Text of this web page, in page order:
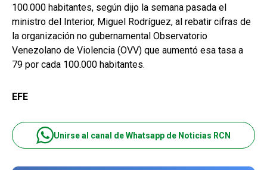
100.000 habitantes, según dijo la semana pasada el
ministro del Interior, Miguel Rodríguez, al rebatir cifras de
la organización no gubernamental Observatorio
Venezolano de Violencia (OVV) que aumentó esa tasa a
79 por cada 100.000 habitantes.
EFE
Unirse al canal de Whatsapp de Noticias RCN